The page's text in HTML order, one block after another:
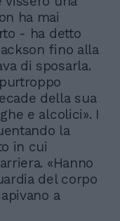
ha mai
- ha detto
fino alla
di sposarla.
della sua
e alcolici». I
la
in cui
«Hanno
del corpo
a